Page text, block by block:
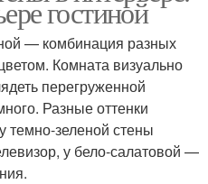
гостиной
— комбинация разных
Комната визуально
перегруженной
Разные оттенки
темно-зеленой стены
у бело-салатовой —